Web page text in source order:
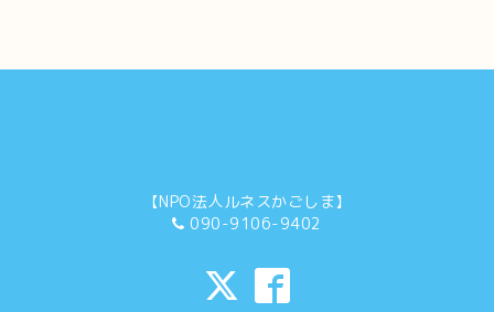
【NPO法人ルネスかごしま】
090-9106-9402